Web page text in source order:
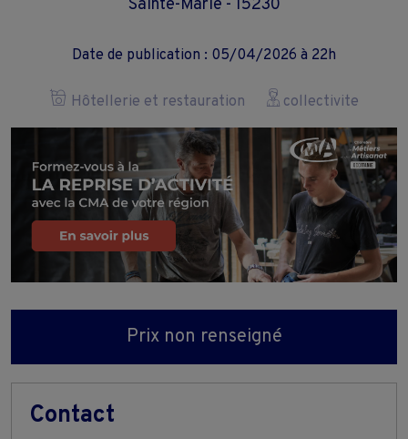
Sainte-Marie - 15230
Date de publication : 05/04/2026 à 22h
Hôtellerie et restauration collectivite
Prix non renseigné
Contact